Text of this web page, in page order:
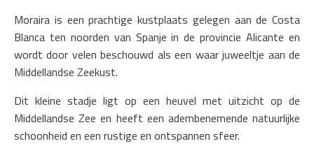
Moraira is een prachtige kustplaats gelegen aan de Costa
Blanca ten noorden van Spanje in de provincie Alicante en
wordt door velen beschouwd als een waar juweeltje aan de
Middellandse Zeekust.
Dit kleine stadje ligt op een heuvel met uitzicht op de
Middellandse Zee en heeft een adembenemende natuurlijke
schoonheid en een rustige en ontspannen sfeer.